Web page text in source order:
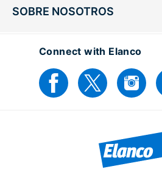
SOBRE NOSOTROS
Connect with Elanco